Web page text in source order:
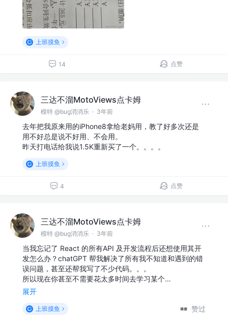
上班摸鱼
14 点赞
三达不溜MotoViews点卡姆
模特 @bug消消乐 · 3年前
去年把我原来用的iPhone8拿给老妈用，教了好多次还是
用不好总是说不好用、不会用。
昨天打电话给我说1.5K重新买了一个。。。。
上班摸鱼
4 点赞
三达不溜MotoViews点卡姆
模特 @bug消消乐 · 3年前
当我忘记了 React 的所有API 及开发流程后还想使用其开
发怎么办？chatGPT 帮我解决了所有我不知道和遇到的错
误问题，甚至还帮我写了不少代码。。。
所以现在你甚至不需要花太多时间去学习某个…
展开
上班摸鱼 赞过